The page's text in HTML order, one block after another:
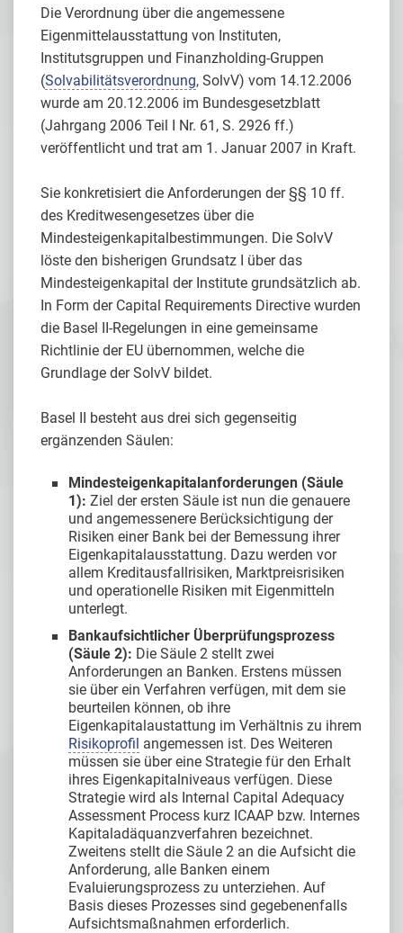
Die Verordnung über die angemessene
Eigenmittelausstattung von Instituten,
Institutsgruppen und Finanzholding-Gruppen
(Solvabilitätsverordnung, SolvV) vom 14.12.2006
wurde am 20.12.2006 im Bundesgesetzblatt
(Jahrgang 2006 Teil I Nr. 61, S. 2926 ff.)
veröffentlicht und trat am 1. Januar 2007 in Kraft.
Sie konkretisiert die Anforderungen der §§ 10 ff.
des Kreditwesengesetzes über die
Mindesteigenkapitalbestimmungen. Die SolvV
löste den bisherigen Grundsatz I über das
Mindesteigenkapital der Institute grundsätzlich ab.
In Form der Capital Requirements Directive wurden
die Basel II-Regelungen in eine gemeinsame
Richtlinie der EU übernommen, welche die
Grundlage der SolvV bildet.
Basel II besteht aus drei sich gegenseitig
ergänzenden Säulen:
Mindesteigenkapitalanforderungen (Säule
1): Ziel der ersten Säule ist nun die genauere
und angemessenere Berücksichtigung der
Risiken einer Bank bei der Bemessung ihrer
Eigenkapitalausstattung. Dazu werden vor
allem Kreditausfallrisiken, Marktpreisrisiken
und operationelle Risiken mit Eigenmitteln
unterlegt.
Bankaufsichtlicher Überprüfungsprozess
(Säule 2): Die Säule 2 stellt zwei
Anforderungen an Banken. Erstens müssen
sie über ein Verfahren verfügen, mit dem sie
beurteilen können, ob ihre
Eigenkapitalaustattung im Verhältnis zu ihrem
Risikoprofil angemessen ist. Des Weiteren
müssen sie über eine Strategie für den Erhalt
ihres Eigenkapitalniveaus verfügen. Diese
Strategie wird als Internal Capital Adequacy
Assessment Process kurz ICAAP bzw. Internes
Kapitaladäquanzverfahren bezeichnet.
Zweitens stellt die Säule 2 an die Aufsicht die
Anforderung, alle Banken einem
Evaluierungsprozess zu unterziehen. Auf
Basis dieses Prozesses sind gegebenenfalls
Aufsichtsmaßnahmen erforderlich.